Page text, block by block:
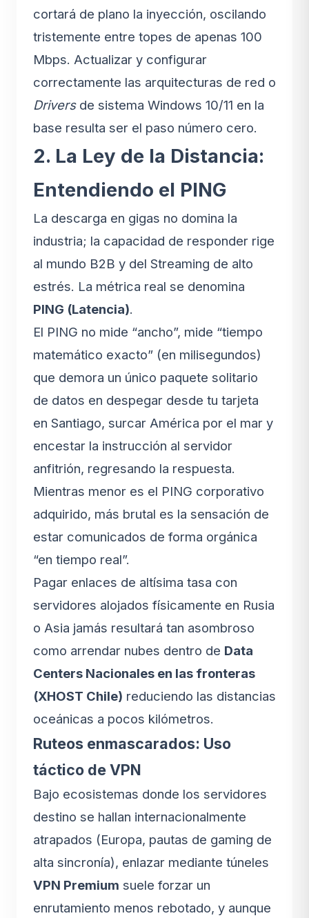
cortará de plano la inyección, oscilando
tristemente entre topes de apenas 100
Mbps. Actualizar y configurar
correctamente las arquitecturas de red o
Driversde sistema Windows 10/11 en la
base resulta ser el paso número cero.
2. La Ley de la Distancia:
Entendiendo el PING
La descarga en gigas no domina la
industria; la capacidad de responder rige
al mundo B2B y del Streaming de alto
estrés. La métrica real se denomina
PING (Latencia).
El PING no mide “ancho”, mide “tiempo
matemático exacto” (en milisegundos)
que demora un único paquete solitario
de datos en despegar desde tu tarjeta
en Santiago, surcar América por el mar y
encestar la instrucción al servidor
anfitrión, regresando la respuesta.
Mientras menor es el PING corporativo
adquirido, más brutal es la sensación de
estar comunicados de forma orgánica
“en tiempo real”.
Pagar enlaces de altísima tasa con
servidores alojados físicamente en Rusia
o Asia jamás resultará tan asombroso
como arrendar nubes dentro de Data
Centers Nacionales en las fronteras
(XHOST Chile) reduciendo las distancias
oceánicas a pocos kilómetros.
Ruteos enmascarados: Uso
táctico de VPN
Bajo ecosistemas donde los servidores
destino se hallan internacionalmente
atrapados (Europa, pautas de gaming de
alta sincronía), enlazar mediante túneles
VPN Premium suele forzar un
enrutamiento menos rebotado, y aunque